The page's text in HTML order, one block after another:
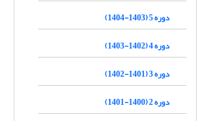
دوره 5 (1403-1404)
دوره 4 (1402-1403)
دوره 3 (1401-1402)
دوره 2 (1400-1401)